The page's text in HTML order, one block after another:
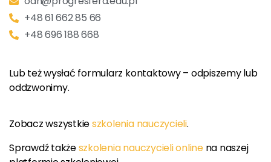
+48 61 662 85 66
+48 696 188 668
Lub też wysłać formularz kontaktowy – odpiszemy lub
oddzwonimy.
Zobacz wszystkieszkolenia nauczycieli.
Sprawdź takżeszkolenia nauczycieli onlinena naszej